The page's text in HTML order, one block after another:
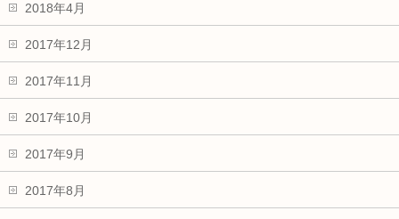
2018年4月
2017年12月
2017年11月
2017年10月
2017年9月
2017年8月